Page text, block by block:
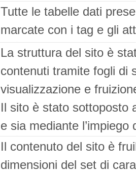
Tutte le tabelle dati
marcate con i tag e gli
La struttura del sito è
contenuti tramite fogli di
visualizzazione e
Il sito è stato sottoposto
e sia mediante
Il contenuto del sito è
dimensioni del set di